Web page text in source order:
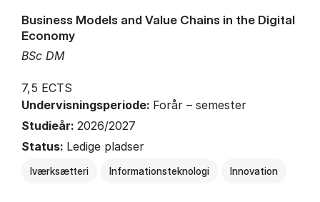
BSc DM
Business Models and Value Chains in the Digital
Economy
7,5 ECTS
Undervisningsperiode: Forår – semester
Studieår: 2026/2027
Status: Ledige pladser
Iværksætteri Informationsteknologi Innovation